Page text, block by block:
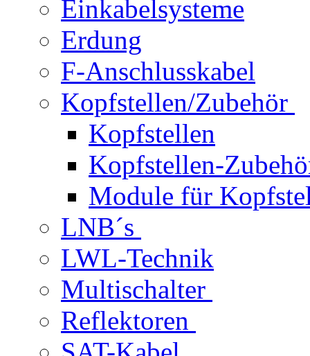
Einkabelsysteme
Erdung
F-Anschlusskabel
Kopfstellen/Zubehör
Kopfstellen
Kopfstellen-
Module für
LNB´s
LWL-Technik
Multischalter
Reflektoren